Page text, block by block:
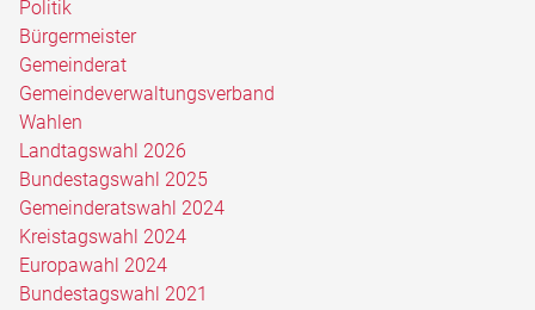
Politik
Bürgermeister
Gemeinderat
Gemeindeverwaltungsverband
Wahlen
Landtagswahl 2026
Bundestagswahl 2025
Gemeinderatswahl 2024
Kreistagswahl 2024
Europawahl 2024
Bundestagswahl 2021